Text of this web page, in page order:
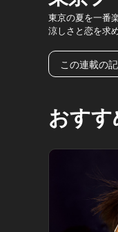
東京の夏を一番
涼しさと恋を求
この連載の
おす